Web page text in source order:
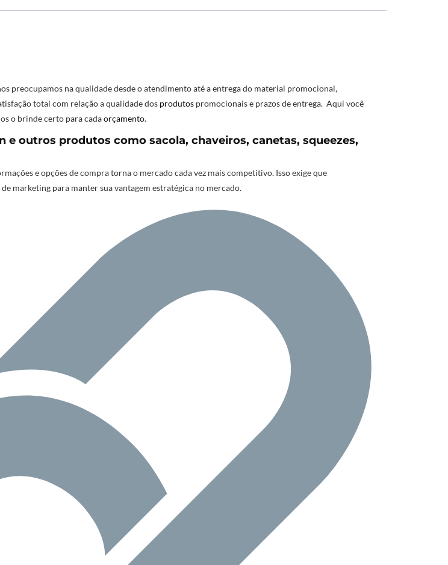
preocupamos na qualidade desde o atendimento até a entrega do material promocional,
total com relação a qualidade dos produtos promocionais e prazos de entrega. Aqui você
o brinde certo para cadaorçamento.
e outros produtos como sacola, chaveiros, canetas, squeezes,
e opções de compra torna o mercado cada vez mais competitivo. Isso exige que
marketing para manter sua vantagem estratégica no mercado.